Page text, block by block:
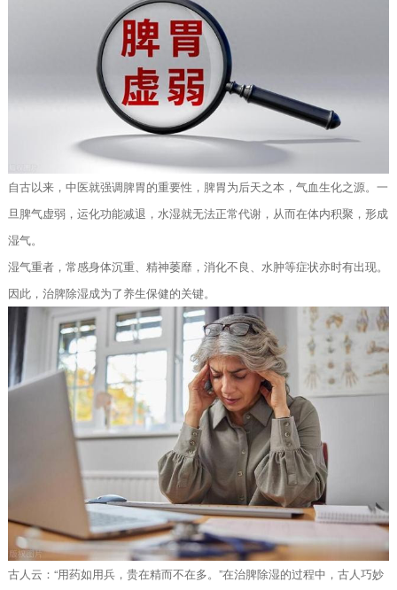
自古以来，中医就强调脾胃的重要性，脾胃为后天之本，气血生化之源。一
旦脾气虚弱，运化功能减退，水湿就无法正常代谢，从而在体内积聚，形成
湿气。
湿气重者，常感身体沉重、精神萎靡，消化不良、水肿等症状亦时有出现。
因此，治脾除湿成为了养生保健的关键。
古人云：“用药如用兵，贵在精而不在多。”在治脾除湿的过程中，古人巧妙